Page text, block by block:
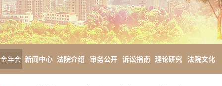
金年会 新闻中心 法院介绍 审务公开 诉讼指南 理论研究 法院文化